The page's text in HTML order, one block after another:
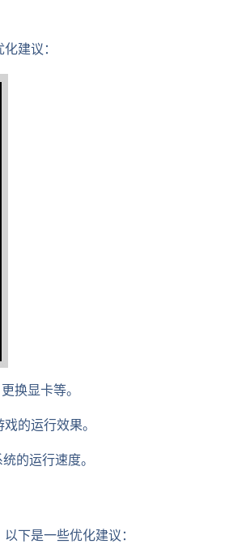
建议：
换显卡等。
的运行效果。
的运行速度。
下是一些优化建议：